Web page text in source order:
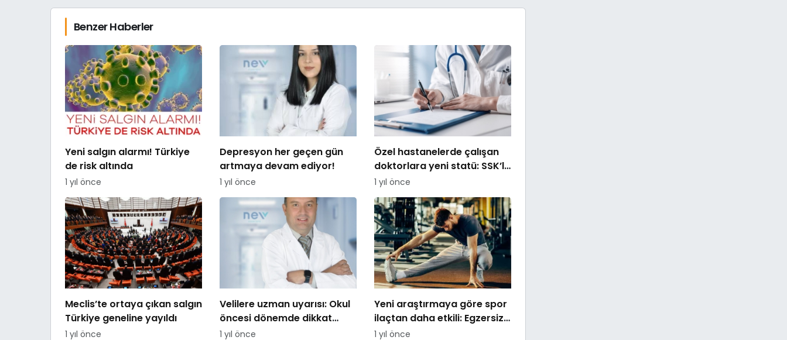
Benzer Haberler
Yeni salgın alarmı! Türkiye
de risk altında
1 yıl önce
Depresyon her geçen gün
artmaya devam ediyor!
1 yıl önce
Özel hastanelerde çalışan
doktorlara yeni statü: SSK’lı
hekim dönemi başlıyor
1 yıl önce
Meclis’te ortaya çıkan salgın
Türkiye geneline yayıldı
1 yıl önce
Velilere uzman uyarısı: Okul
öncesi dönemde dikkat
edilmesi gerekenler
1 yıl önce
Yeni araştırmaya göre spor
ilaçtan daha etkili: Egzersiz,
tekrarlanan kanser riskini
1 yıl önce